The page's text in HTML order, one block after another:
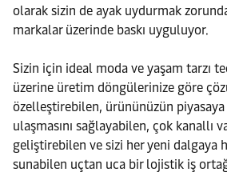
olarak sizin de ayak uydurmak
markalar üzerinde baskı uyguluyor.
Sizin için ideal moda ve yaşam tarzı
üzerine üretim döngülerinize göre
özelleştirebilen, ürününüzün piyasaya
ulaşmasını sağlayabilen, çok kanallı
geliştirebilen ve sizi her yeni dalgaya
sunabilen uçtan uca bir lojistik iş